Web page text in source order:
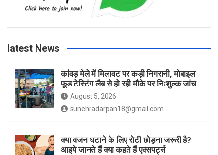
o
k
g
a
e b
latest News
कांवड़ मेले में मिलावट पर कड़ी निगरानी, मोबाइल
फूड टेस्टिंग लैब से हो रही मौके पर निःशुल्क जांच
August 5, 2026
sunehradarpan18@gmail.com
क्या वजन घटाने के लिए रोटी छोड़ना जरूरी है?
आइये जानते हैं क्या कहते हैं एक्सपर्ट्स